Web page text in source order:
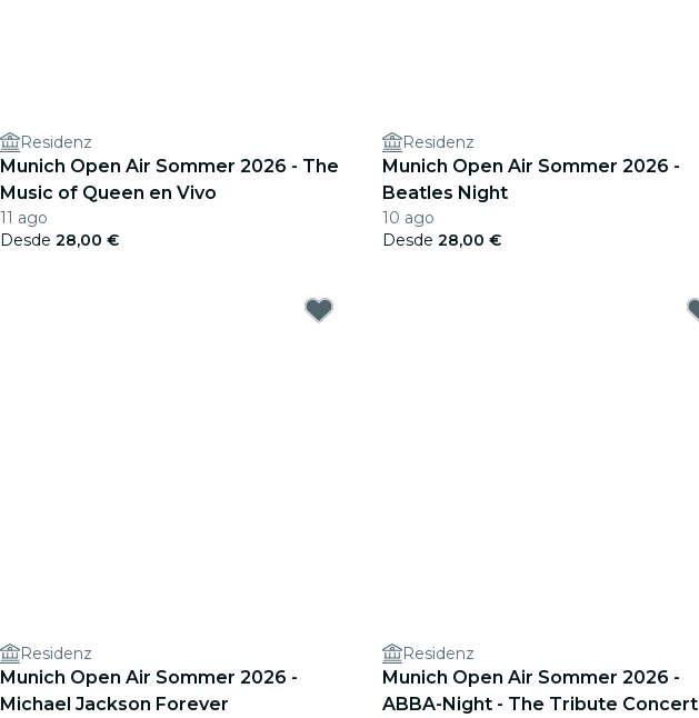
Residenz
Munich Open Air Sommer 2026 - The
Music of Queen en Vivo
11 ago
Desde 28,00 €
Residenz
Munich Open Air Sommer 2026 -
Beatles Night
10 ago
Desde 28,00 €
Residenz
Munich Open Air Sommer 2026 -
Michael Jackson Forever
Residenz
Munich Open Air Sommer 2026 -
ABBA-Night - The Tribute Concert